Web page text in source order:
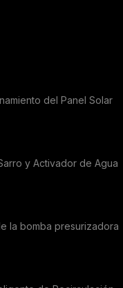
del Panel Solar
y Activador de Agua
la bomba presurizadora